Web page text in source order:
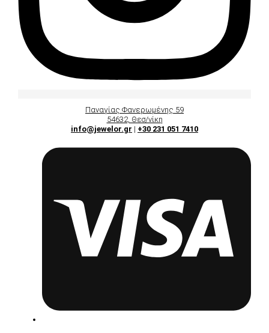
Παναγίας Φανερωμένης 59
54632, Θεσ/νίκη
info@jewelor.gr | +30 231 051 7410